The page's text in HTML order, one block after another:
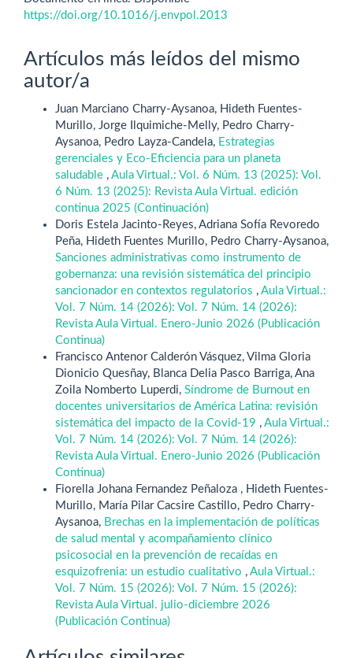
https://doi.org/10.1016/j.envpol.2013
Artículos más leídos del mismo
autor/a
Juan Marciano Charry-Aysanoa, Hideth Fuentes-
Murillo, Jorge Ilquimiche-Melly, Pedro Charry-
Aysanoa, Pedro Layza-Candela, Estrategias
gerenciales y Eco-Eficiencia para un planeta
saludable , Aula Virtual.: Vol. 6 Núm. 13 (2025): Vol.
6 Núm. 13 (2025): Revista Aula Virtual. edición
continua 2025 (Continuación)
Doris Estela Jacinto-Reyes, Adriana Sofía Revoredo
Peña, Hideth Fuentes Murillo, Pedro Charry-Aysanoa,
Sanciones administrativas como instrumento de
gobernanza: una revisión sistemática del principio
sancionador en contextos regulatorios , Aula Virtual.:
Vol. 7 Núm. 14 (2026): Vol. 7 Núm. 14 (2026):
Revista Aula Virtual. Enero-Junio 2026 (Publicación
Continua)
Francisco Antenor Calderón Vásquez, Vilma Gloria
Dionicio Quesñay, Blanca Delia Pasco Barriga, Ana
Zoila Nomberto Luperdi, Síndrome de Burnout en
docentes universitarios de América Latina: revisión
sistemática del impacto de la Covid-19 , Aula Virtual.:
Vol. 7 Núm. 14 (2026): Vol. 7 Núm. 14 (2026):
Revista Aula Virtual. Enero-Junio 2026 (Publicación
Continua)
Fiorella Johana Fernandez Peñaloza , Hideth Fuentes-
Murillo, María Pilar Cacsire Castillo, Pedro Charry-
Aysanoa, Brechas en la implementación de políticas
de salud mental y acompañamiento clínico
psicosocial en la prevención de recaídas en
esquizofrenia: un estudio cualitativo , Aula Virtual.:
Vol. 7 Núm. 15 (2026): Vol. 7 Núm. 15 (2026):
Revista Aula Virtual. julio-diciembre 2026
(Publicación Continua)